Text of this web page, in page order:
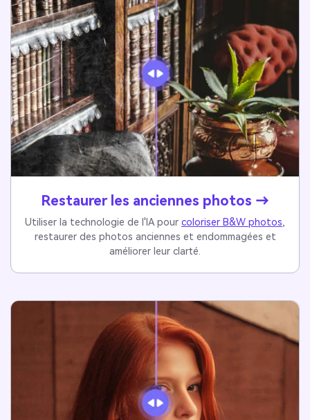
Restaurer les anciennes photos →
Utiliser la technologie de l'IA pour coloriser B&W photos,
restaurer des photos anciennes et endommagées et
améliorer leur clarté.